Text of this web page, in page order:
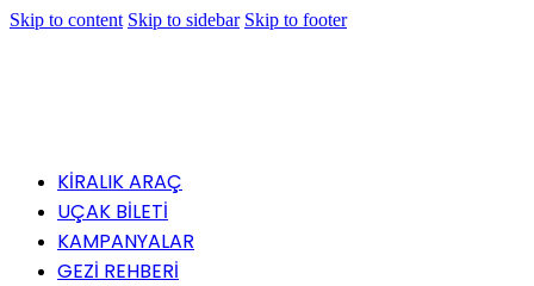
Skip to content Skip to sidebar Skip to footer
KİRALIK ARAÇ
UÇAK BİLETİ
KAMPANYALAR
GEZİ REHBERİ